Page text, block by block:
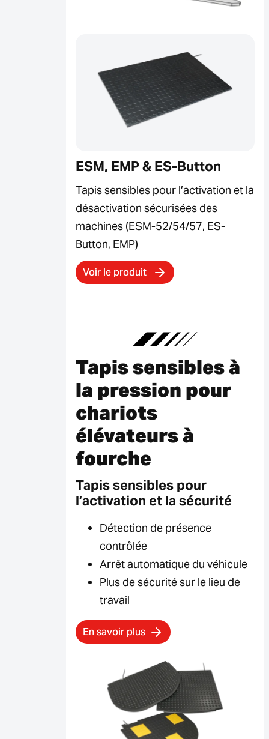
ESM, EMP & ES-Button
Tapis sensibles pour l’activation et la
désactivation sécurisées des
machines (ESM-52/54/57, ES-
Button, EMP)
Voir le produit
Tapis sensibles à
la pression pour
chariots
élévateurs à
fourche
Tapis sensibles pour
l’activation et la sécurité
Détection de présence
contrôlée
Arrêt automatique du véhicule
Plus de sécurité sur le lieu de
travail
En savoir plus